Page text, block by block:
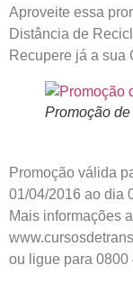
Aproveite essa
Distância de
Recupere já a sua
Promoção
Promoção válida
01/04/2016 ao dia
Mais informações
ou ligue para 0800